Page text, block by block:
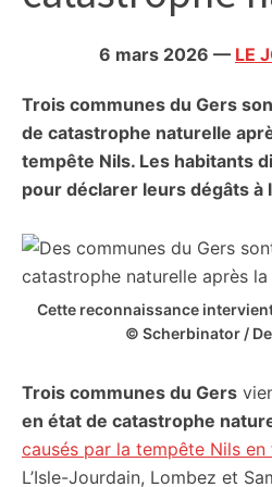
6 mars 2026 — LE
Trois communes du Gers
de catastrophe naturelle
tempête Nils. Les habitants
pour déclarer leurs dégâts à
Cette reconnaissance
© Scherbinator /
Trois communes du Gers
en état de catastrophe
causés par la tempête Nils en
L’Isle-Jourdain, Lombez et